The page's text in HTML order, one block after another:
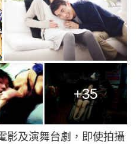
+35
影及演舞台劇，即使拍攝